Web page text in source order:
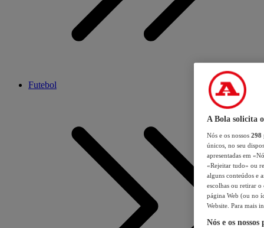
Futebol
A Bola solicita
Nós e os nossos 298
únicos, no seu
apresentadas em
«Rejeitar tudo» ou
alguns conteúdos e
escolhas ou retirar
página Web (ou no
Website. Para mais
Nós e os